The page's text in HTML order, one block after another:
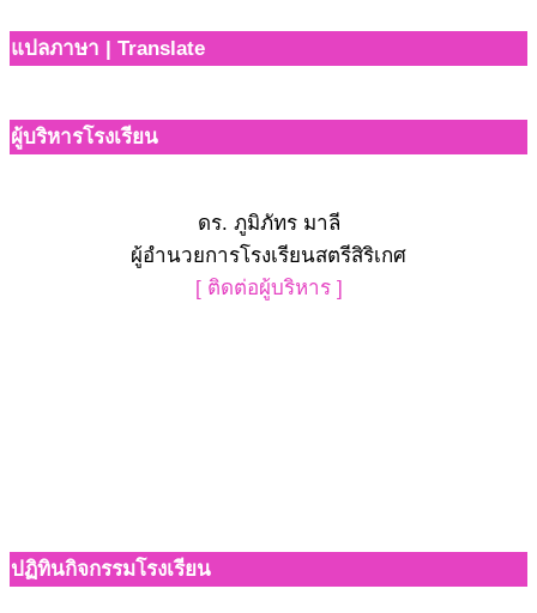
แปลภาษา | Translate
ผู้บริหารโรงเรียน
ดร. ภูมิภัทร มาลี
ผู้อำนวยการโรงเรียนสตรีสิริเกศ
[ ติดต่อผู้บริหาร ]
ปฏิทินกิจกรรมโรงเรียน